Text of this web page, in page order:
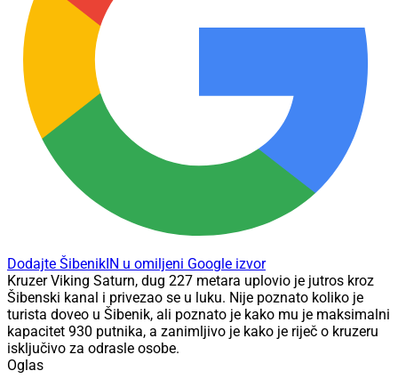
Dodajte ŠibenikIN u omiljeni Google izvor
Kruzer Viking Saturn, dug 227 metara uplovio je jutros kroz
Šibenski kanal i privezao se u luku. Nije poznato koliko je
turista doveo u Šibenik, ali poznato je kako mu je maksimalni
kapacitet 930 putnika, a zanimljivo je kako je riječ o kruzeru
isključivo za odrasle osobe.
Oglas